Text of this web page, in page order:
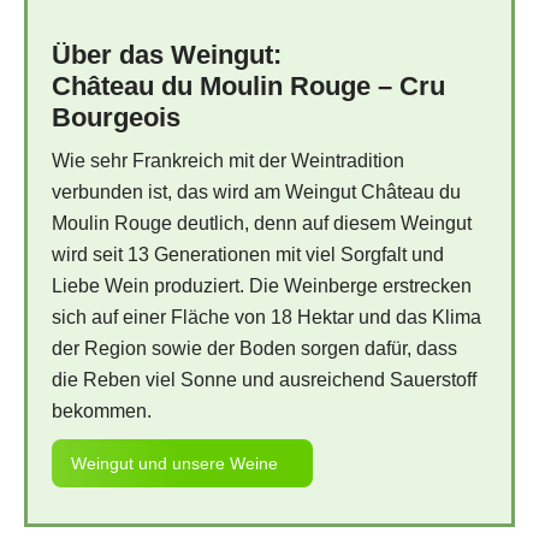
Über das Weingut:
Château du Moulin Rouge – Cru
Bourgeois
Wie sehr Frankreich mit der Weintradition
verbunden ist, das wird am Weingut Château du
Moulin Rouge deutlich, denn auf diesem Weingut
wird seit 13 Generationen mit viel Sorgfalt und
Liebe Wein produziert. Die Weinberge erstrecken
sich auf einer Fläche von 18 Hektar und das Klima
der Region sowie der Boden sorgen dafür, dass
die Reben viel Sonne und ausreichend Sauerstoff
bekommen.
Weingut und unsere Weine